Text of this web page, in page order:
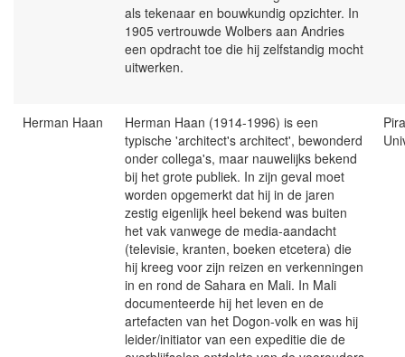
als tekenaar en bouwkundig opzichter. In
1905 vertrouwde Wolbers aan Andries
een opdracht toe die hij zelfstandig mocht
uitwerken.
Herman Haan
Herman Haan (1914-1996) is een
typische 'architect's architect', bewonderd
onder collega's, maar nauwelijks bekend
bij het grote publiek. In zijn geval moet
worden opgemerkt dat hij in de jaren
zestig eigenlijk heel bekend was buiten
het vak vanwege de media-aandacht
(televisie, kranten, boeken etcetera) die
hij kreeg voor zijn reizen en verkenningen
in en rond de Sahara en Mali. In Mali
documenteerde hij het leven en de
artefacten van het Dogon-volk en was hij
leider/initiator van een expeditie die de